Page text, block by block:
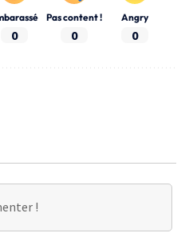
0
Pas content !
0
Angry
0